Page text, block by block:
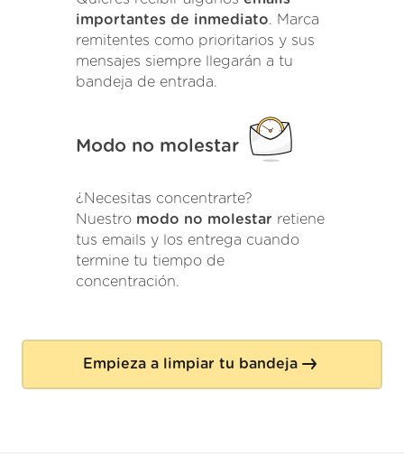
importantes de inmediato. Marca
remitentes como prioritarios y sus
mensajes siempre llegarán a tu
bandeja de entrada.
Modo no molestar
¿Necesitas concentrarte?
Nuestro modo no molestar retiene
tus emails y los entrega cuando
termine tu tiempo de
concentración.
Empieza a limpiar tu bandeja